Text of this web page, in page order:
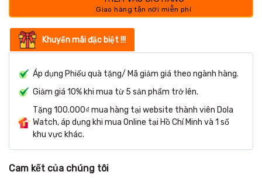
Khuyến mãi đặc biệt !!!
Áp dụng Phiếu quà tặng/ Mã giảm giá theo ngành hàng.
Giảm giá 10% khi mua từ 5 sản phẩm trở lên.
Tặng 100.000₫ mua hàng tại website thành viên Dola
Watch, áp dụng khi mua Online tại Hồ Chí Minh và 1 số
khu vực khác.
Cam kết của chúng tôi